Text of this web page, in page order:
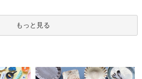
もっと見る